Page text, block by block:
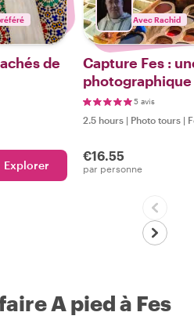
de
Explorer
Avec Rachid
Capture Fes :
photographique
5 avis
2.5 hours | Photo tours |
€16.55
par personne
A pied à Fes